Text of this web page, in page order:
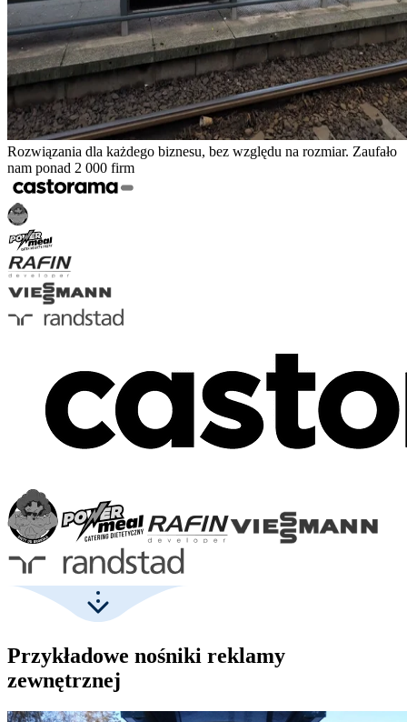
Rozwiązania dla każdego biznesu, bez względu na rozmiar. Zaufało
nam ponad 2 000 firm
Przykładowe nośniki reklamy
zewnętrznej